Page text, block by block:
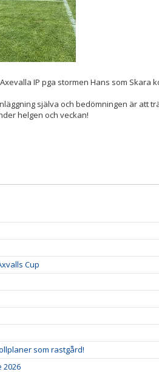
IP pga stormen Hans som Skara
själva och bedömningen är att
helgen och veckan!
Cup
som rastgård!
2026